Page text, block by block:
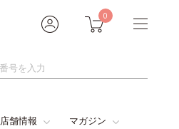
0
店舗情報 マガジン